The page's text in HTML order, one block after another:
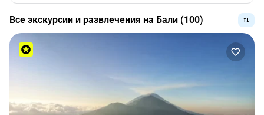
О
нас
Способы
программа
Все экскурсии и развлечения на Бали (100)